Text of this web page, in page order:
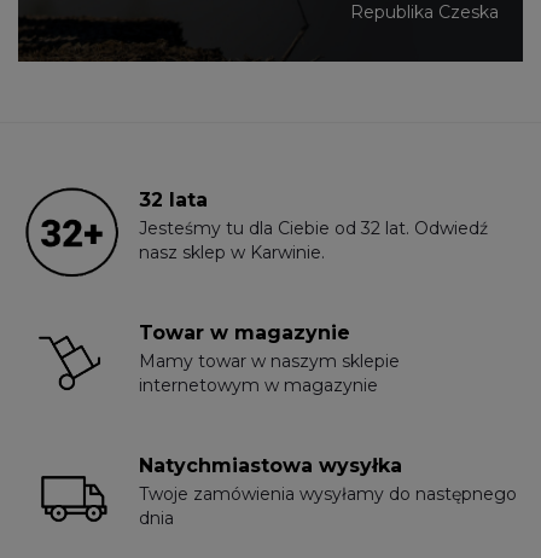
Republika Czeska
32 lata
Jesteśmy tu dla Ciebie od 32 lat. Odwiedź
nasz sklep w Karwinie.
Towar w magazynie
Mamy towar w naszym sklepie
internetowym w magazynie
Natychmiastowa wysyłka
Twoje zamówienia wysyłamy do następnego
dnia